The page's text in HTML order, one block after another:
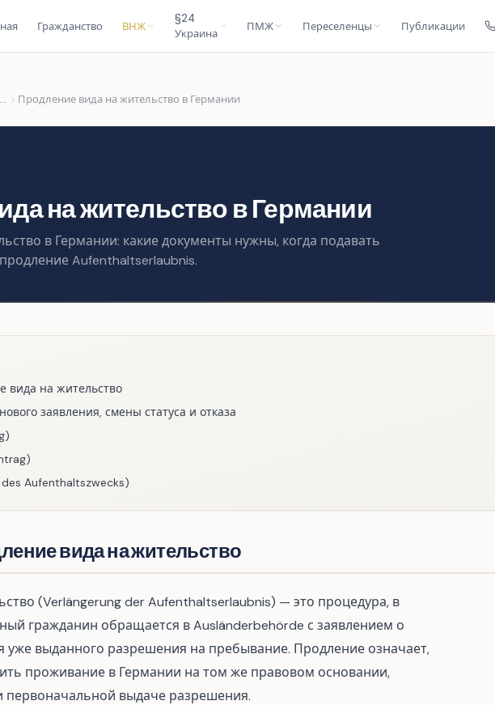
Гражданство ВНЖ
§24
Украина
ПМЖ Переселенцы Публикации
Вид на жительство в Германии Продление вида на жительство в Германии
на жительство в Германии
в Германии: какие документы нужны, когда подавать
Aufenthaltserlaubnis.
вида на жительство
заявления, смены статуса и отказа
Aufenthaltszwecks)
вида на жительство
(Verlängerung der Aufenthaltserlaubnis) — это процедура, в
гражданин обращается в Ausländerbehörde с заявлением о
уже выданного разрешения на пребывание. Продление означает,
проживание в Германии на том же правовом основании,
первоначальной выдаче разрешения.